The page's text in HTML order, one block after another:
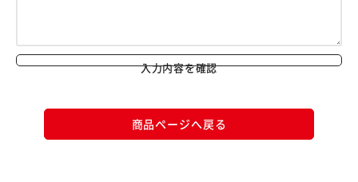
入力内容を確認
商品ページへ戻る